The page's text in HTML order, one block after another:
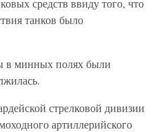
танков было
в минных полях были
стрелковой дивизии
артиллерийского